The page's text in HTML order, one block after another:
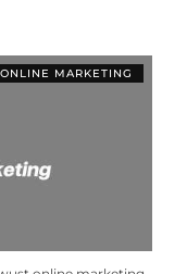
ONLINE MARKETING